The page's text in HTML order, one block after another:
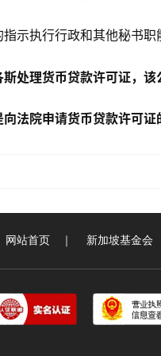
示执行行政和其他秘书职
斯处理货币贷款许可证，
法院申请货币贷款许可
网站首页 新加坡基金会